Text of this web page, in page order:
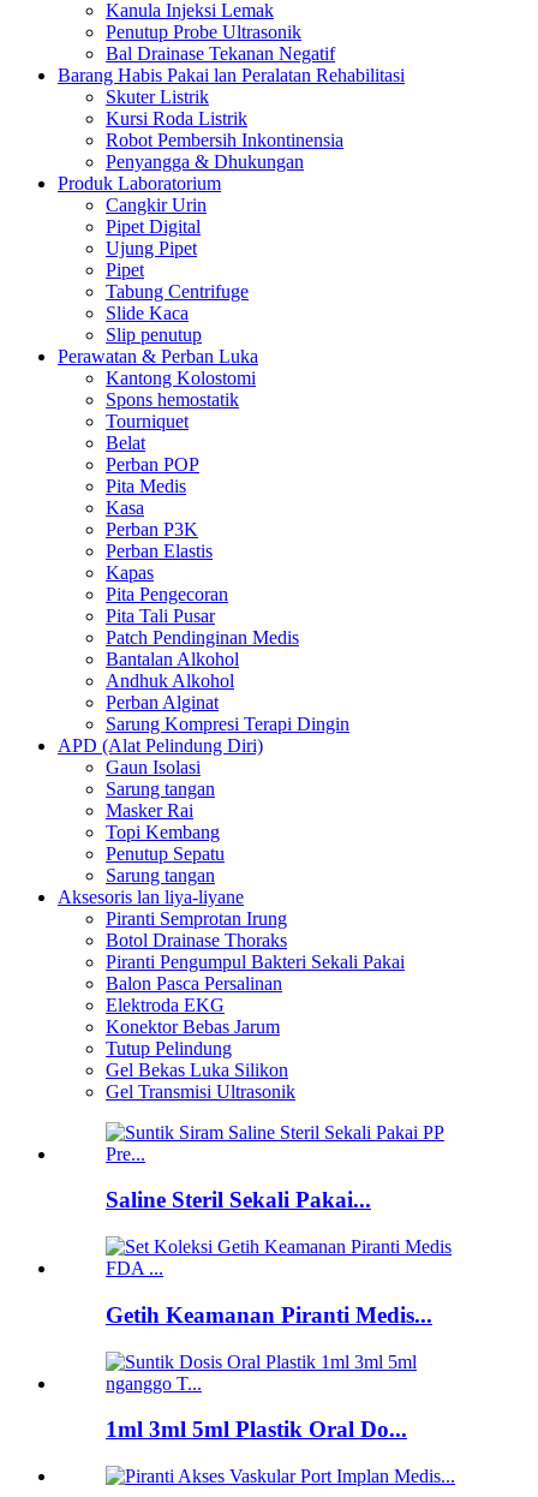
Kanula Injeksi Lemak
Penutup Probe Ultrasonik
Bal Drainase Tekanan Negatif
Barang Habis Pakai lan Peralatan Rehabilitasi
Skuter Listrik
Kursi Roda Listrik
Robot Pembersih Inkontinensia
Penyangga & Dhukungan
Produk Laboratorium
Cangkir Urin
Pipet Digital
Ujung Pipet
Pipet
Tabung Centrifuge
Slide Kaca
Slip penutup
Perawatan & Perban Luka
Kantong Kolostomi
Spons hemostatik
Tourniquet
Belat
Perban POP
Pita Medis
Kasa
Perban P3K
Perban Elastis
Kapas
Pita Pengecoran
Pita Tali Pusar
Patch Pendinginan Medis
Bantalan Alkohol
Andhuk Alkohol
Perban Alginat
Sarung Kompresi Terapi Dingin
APD (Alat Pelindung Diri)
Gaun Isolasi
Sarung tangan
Masker Rai
Topi Kembang
Penutup Sepatu
Sarung tangan
Aksesoris lan liya-liyane
Piranti Semprotan Irung
Botol Drainase Thoraks
Piranti Pengumpul Bakteri Sekali Pakai
Balon Pasca Persalinan
Elektroda EKG
Konektor Bebas Jarum
Tutup Pelindung
Gel Bekas Luka Silikon
Gel Transmisi Ultrasonik
Saline Steril Sekali Pakai...
Getih Keamanan Piranti Medis...
1ml 3ml 5ml Plastik Oral Do...